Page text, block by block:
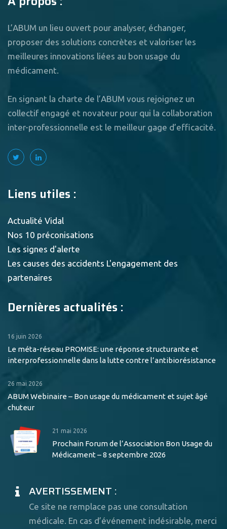
L’ABUM un lieu ouvert pour analyser, échanger,
proposer des solutions concrètes et valoriser les
meilleures innovations liées au bon usage du
médicament.
En signant la charte de l’ABUM vous rejoignez un
collectif engagé et novateur pour qui la collaboration
inter-professionnelle est le meilleur gage d’efficacité.
Liens utiles :
Actualité Vidal
Nos 10 préconisations
Les signes d'alerte
Les causes des accidents L'engagement des
partenaires
Dernières actualités :
16 juin 2026
Le méta-réseau PROMISE: une réponse structurante et
interprofessionnelle dans la lutte contre l’antibiorésistance
26 mai 2026
ABUM Webinaire – Bon usage du médicament et sujet âgé
chuteur
21 mai 2026
Prochain Forum de l’Association Bon Usage du
Médicament – 8 septembre 2026
AVERTISSEMENT :
Ce site ne remplace pas une consultation
médicale. En cas d’événement indésirable, merci